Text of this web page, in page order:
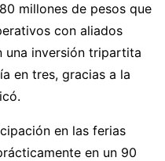
millones de pesos que
con aliados
una inversión tripartita
en tres, gracias a la
en las ferias
en un 90